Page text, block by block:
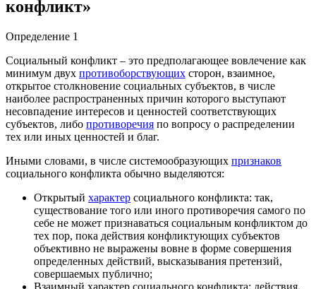
конфликт»
Определение 1
Социальный конфликт – это предполагающее вовлечение как
минимум двух противоборствующих сторон, взаимное,
открытое столкновение социальных субъектов, в числе
наиболее распространенных причин которого выступают
несовпадение интересов и ценностей соответствующих
субъектов, либо противоречия по вопросу о распределении
тех или иных ценностей и благ.
Иными словами, в числе системообразующих признаков
социального конфликта обычно выделяются:
Открытый характер социального конфликта: так,
существование того или иного противоречия самого по
себе не может признаваться социальным конфликтом до
тех пор, пока действия конфликтующих субъектов
объективно не выражены вовне в форме совершения
определенных действий, высказывания претензий,
совершаемых публично;
Взаимный характер социального конфликта: действия,